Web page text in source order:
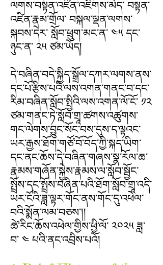
ལགས་བསྟན་འཛིན་འཇིགས་མེད་ བསྟན་
འཛིན་རྣམ་གྲོལ་ བསྐལ་ལྡན་ལགས་
སྐབས་དེར་ སློབ་ཕྲུག་མང་ན་ ༤༥ དང་
ཉུང་ན་ ༢༥ ཙམ་ཡོད།
དེ་བཞིན་བདེ་སྐྱིད་སྒྲོལ་དཀར་ལགས་ནས་
དང་པོ་རྩིས་པའི་ལས་འགན་གནང་བ་དང་
རིམ་བཞིན་སློབ་སྤྱིའི་ལས་འགན་ལོ་ངོ་ ༡༢
ཙམ་གནང་ཏེ་སློབ་གྲཱ་ཚགས་འཚུགས་
གང་ལེགས་བྱུང་སོང་བས་དུས་ད་ལྟའང་
ཡར་རྒྱས་ཐོག་གཙོ་བོ་བོད་ཀྱི་སྐད་ཡིག་
དང་ནང་ཆོས་དེ་བཞིན་གཞས་སྣ་རོལ་ཆ་
རྣམས་གཞོན་སྐྱེས་རྣམས་ལ་སློབ་སྦྱོང་
སྤྲོས་དང་སྤྲོས་བཞིན་པའི་ཐོག་སློབ་གྲཱ་འདི་
ཡར་ངོའི་ཟླ་ལྟར་གོང་ནས་གོང་དུ་འཕེལ་
བའི་སྨོན་ལམ་བཅས་།།
ཚེ་རིང་ཆོས་འཕེལ་གྱིས་ཕྱི་ལོ་ ༢༠༢༥ ཟླ་
བ་ ༤ པའི་ནང་འབྲིས་པའོ།​​​​